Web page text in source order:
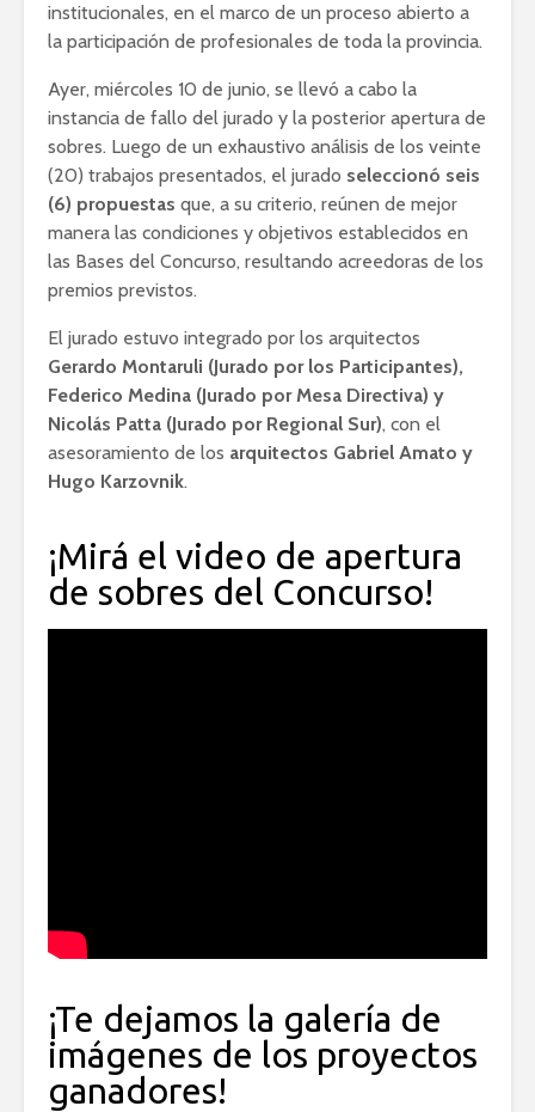
institucionales, en el marco de un proceso abierto a
la participación de profesionales de toda la provincia.
Ayer, miércoles 10 de junio, se llevó a cabo la
instancia de fallo del jurado y la posterior apertura de
sobres. Luego de un exhaustivo análisis de los veinte
(20) trabajos presentados, el jurado seleccionó seis
(6) propuestas que, a su criterio, reúnen de mejor
manera las condiciones y objetivos establecidos en
las Bases del Concurso, resultando acreedoras de los
premios previstos.
El jurado estuvo integrado por los arquitectos
Gerardo Montaruli (Jurado por los Participantes),
Federico Medina (Jurado por Mesa Directiva) y
Nicolás Patta (Jurado por Regional Sur), con el
asesoramiento de los arquitectos Gabriel Amato y
Hugo Karzovnik.
¡Mirá el video de apertura
de sobres del Concurso!
¡Te dejamos la galería de
imágenes de los proyectos
ganadores!